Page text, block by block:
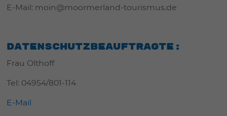
E-Mail: moin@moormerland-tourismus.de
Datenschutzbeauftragte:
Frau Olthoff
Tel: 04954/801-114
E-Mail